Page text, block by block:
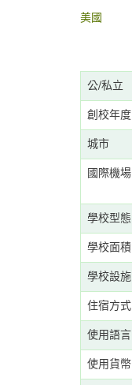
美國
公/私立
創校年度
城市
國際機場
學校型態
學校面積
學校設施
住宿方式
使用語言
使用貨幣